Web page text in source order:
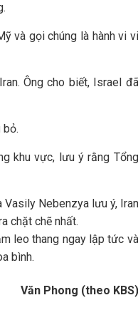
và gọi chúng là hành vi vi
Ông cho biết, Israel đã
bỏ.
khu vực, lưu ý rằng Tổng
Nebenzya lưu ý, Iran
chặt chẽ nhất.
leo thang ngay lập tức và
bình.
Văn Phong (theo KBS)